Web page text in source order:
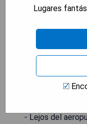
Pros:
- Hotel boutique
- Habitaciones
- WiFi gratuito y
- Restaurante
- Lejos del
Lugares